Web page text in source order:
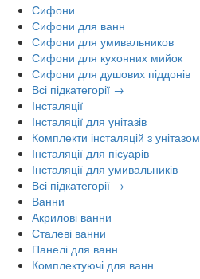
Сифони
Сифони для ванн
Сифони для умивальников
Сифони для кухонних мийок
Сифони для душових піддонів
Всі підкатегорії →
Інсталяції
Інсталяції для унітазів
Комплекти інсталяцій з унітазом
Інсталяції для пісуарів
Інсталяції для умивальників
Всі підкатегорії →
Ванни
Акрилові ванни
Сталеві ванни
Панелі для ванн
Комплектуючі для ванн